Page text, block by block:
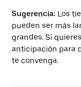
Sugerencia: Los
pueden ser más
grandes. Si
anticipación para
te convenga.